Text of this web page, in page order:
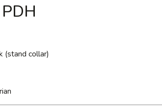
(stand collar)